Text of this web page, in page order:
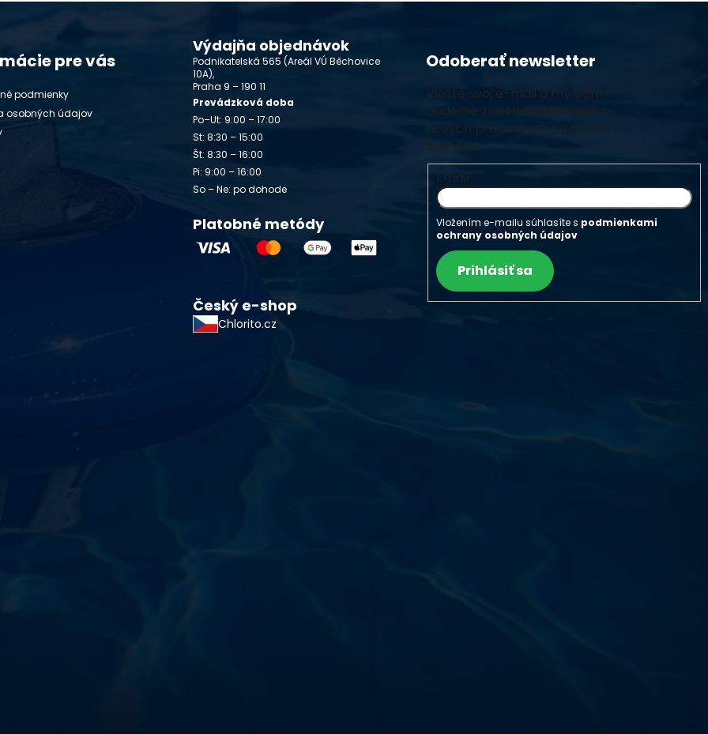
pre vás
podmienky
osobných údajov
Výdajňa objednávok
Podnikatelská 565 (Areál VÚ Běchovice
10A),
Praha 9 – 190 11
Prevádzková doba
Po–Ut: 9:00 – 17:00
St: 8:30 – 15:00
Št: 8:30 – 16:00
Pi: 9:00 – 16:00
So – Ne: po dohode
Platobné metódy
Český e-shop
Chlorito.cz
Odoberať newsletter
Vložte svoj e-mail a my Vám
budeme zasielať informácie o
nových produktoch na našom
e-shope.
Email
Vložením e-mailu súhlasíte s podmienkami
ochrany osobných údajov
Prihlásiť sa
o vodu a
vzdelaním v oblasti čistiarní odpadových
zdokonaľovaním v oblasti starostlivosti o vodu.
vlastnej výroby pre čistú a bezpečnú
na najlepších európskych surovinách a
najvyššiu kvalitu za ceny porovnateľné s
a bezpečnosťou. Presvedčte sa sami o kvalite
kontrolami a testami, a o ich nepochybnej
oázu čistoty s našimi produktmi – pretože voda